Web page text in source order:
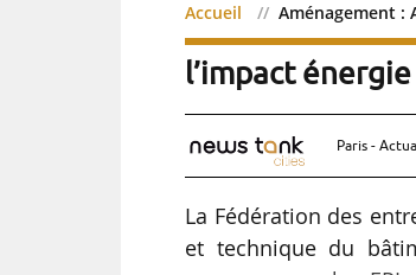
Accueil Aménagement :
Aménagement :
l’impact
Paris -
La Fédération des
et technique du